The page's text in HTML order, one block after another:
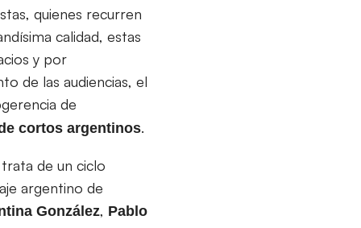
quienes recurren
calidad, estas
y por
de las audiencias, el
de
cortos argentinos.
de un ciclo
argentino de
González, Pablo